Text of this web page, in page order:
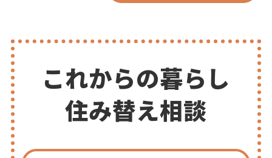
これからの暮らし
住み替え相談